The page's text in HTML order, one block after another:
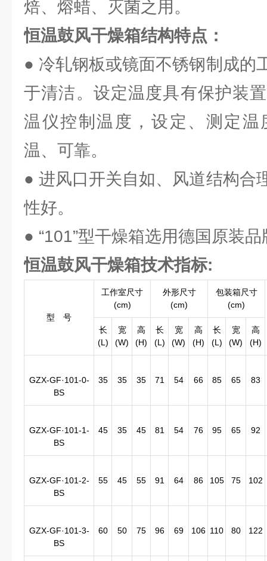
焙、熔蜡、灭菌之用。
恒温鼓风干燥箱结构特点：
● 冷轧钢板或镜面不锈钢制成的
于清洁。设定温度具有保护装
温仪控制温度，设定、测定温
温、可靠。
● 进风口开关自如、风道结构合
性好。
● “101”型干燥箱选用德国原装
恒温鼓风干燥箱技术指标:
型 号
工作室尺寸
(cm)
外形尺寸
(cm)
包装箱尺寸
(cm)
长
(L)
宽
(W)
高
(H)
长
(L)
宽
(W)
高
(H)
长
(L)
宽
(W)
高
(H)
GZX-GF·101-0-
BS
35 35 35 71 54 66 85 65 83
GZX-GF·101-1-
BS
45 35 45 81 54 76 95 65 92
GZX-GF·101-2-
BS
55 45 55 91 64 86 105 75 102
GZX-GF·101-3-
BS
60 50 75 96 69 106 110 80 122